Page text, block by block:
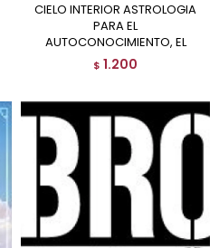
CIELO INTERIOR ASTROLOGIA
PARA EL
AUTOCONOCIMIENTO, EL
$ 1.200